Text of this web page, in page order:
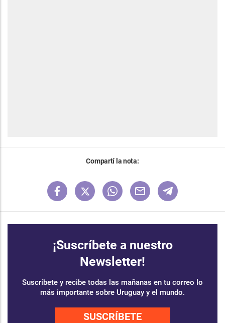
Compartí la nota:
¡Suscríbete a nuestro
Newsletter!
Suscríbete y recibe todas las mañanas en tu correo lo
más importante sobre Uruguay y el mundo.
SUSCRÍBETE